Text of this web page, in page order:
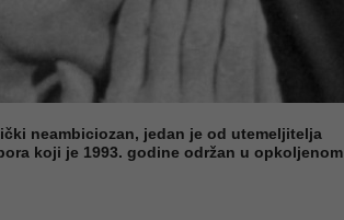
neambiciozan, jedan je od utemeljitelja
koji je 1993. godine održan u opkoljenom